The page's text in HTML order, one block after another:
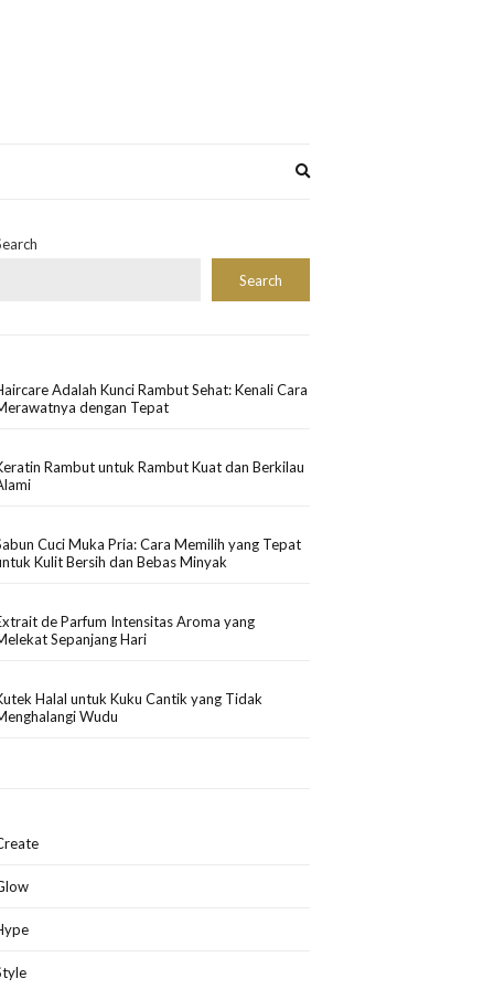
Search
Adalah Kunci Rambut Sehat: Kenali Cara
dengan Tepat
Rambut untuk Rambut Kuat dan Berkilau
Cuci Muka Pria: Cara Memilih yang Tepat
Kulit Bersih dan Bebas Minyak
de Parfum Intensitas Aroma yang
Sepanjang Hari
Halal untuk Kuku Cantik yang Tidak
Wudu